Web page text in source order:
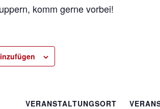
komm gerne vorbei!
VERANSTALTUNGSORT